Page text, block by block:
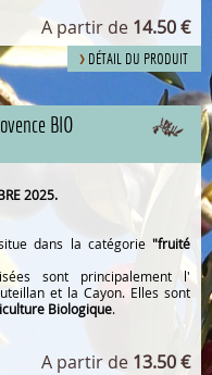
A partir de 14.50 €
DÉTAIL DU PRODUIT
BIO
2025.
dans la catégorie "fruité
sont principalement l'
et la Cayon. Elles sont
Biologique.
A partir de 13.50 €